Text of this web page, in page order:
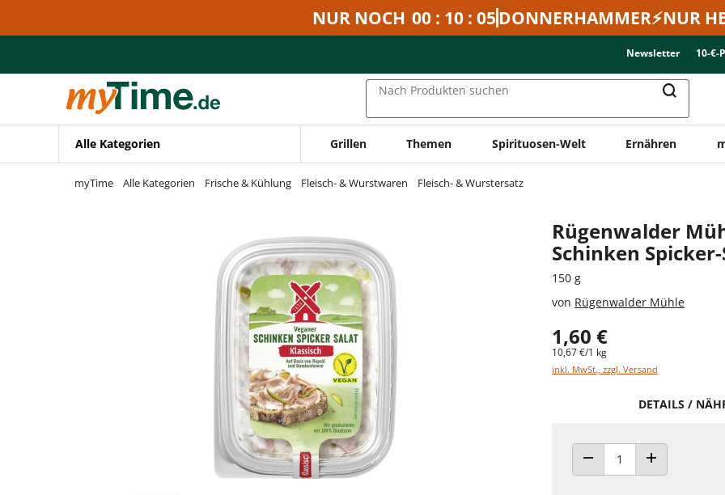
Zur Navigation springen
NUR NOCH 00 : 10 : 05DONNERHAMMER⚡NUR
Newsletter 10-€-
Nach Produkten suchen
Alle Kategorien Grillen Themen Spirituosen-Welt Ernähren
myTime Alle Kategorien Frische & Kühlung Fleisch- & Wurstwaren Fleisch- & Wurstersatz
Rügenwalder
Schinken
150 g
von Rügenwalder Mühle
1,60 €
10,67 €/1 kg
inkl. MwSt., zzgl. Versand
DETAILS /
ANZAHL VERRINGERN
ANZAHL